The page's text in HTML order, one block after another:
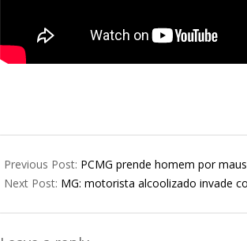
09-
06
Previous Post: PCMG prende homem por
Next Post: MG: motorista alcoolizado invade